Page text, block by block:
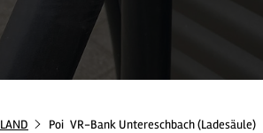
Poi VR-Bank Untereschbach (Ladesäule)